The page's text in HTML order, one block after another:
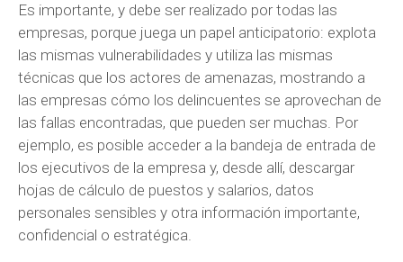
Es importante, y debe ser realizado por todas las
empresas, porque juega un papel anticipatorio: explota
las mismas vulnerabilidades y utiliza las mismas
técnicas que los actores de amenazas, mostrando a
las empresas cómo los delincuentes se aprovechan de
las fallas encontradas, que pueden ser muchas. Por
ejemplo, es posible acceder a la bandeja de entrada de
los ejecutivos de la empresa y, desde allí, descargar
hojas de cálculo de puestos y salarios, datos
personales sensibles y otra información importante,
confidencial o estratégica.